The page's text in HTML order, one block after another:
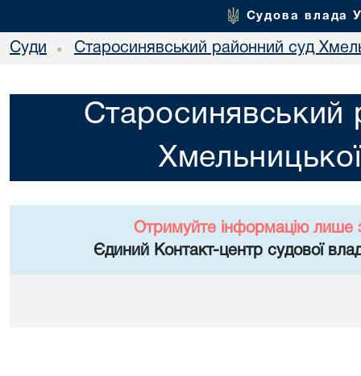
Судова влада
Суди • Старосинявський районний суд
Старосинявський
Отримуйте інформацію лише
Єдиний Контакт-центр судової